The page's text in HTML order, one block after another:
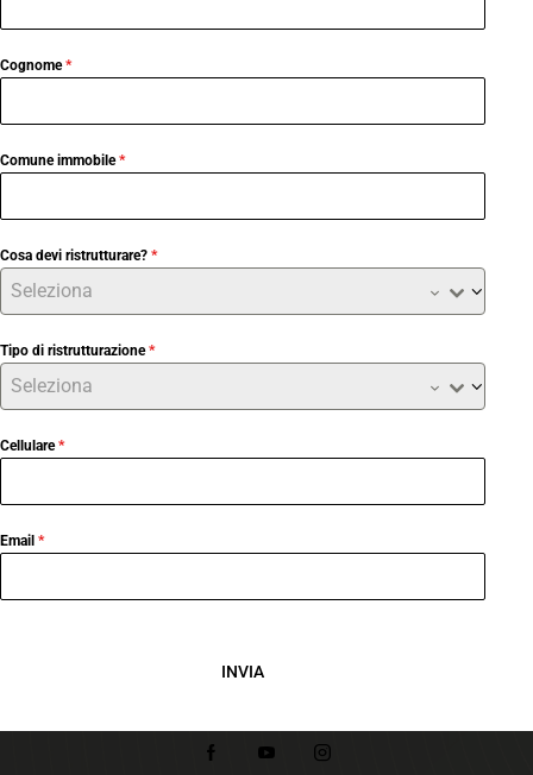
Cognome*
Comune immobile*
Cosa devi ristrutturare? *
Seleziona
Tipo di ristrutturazione*
Seleziona
Cellulare*
Email *
INVIA